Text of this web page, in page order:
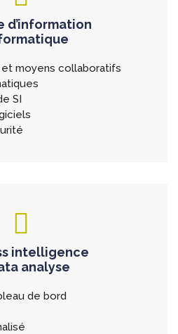
d’information
moyens collaboratifs
SI
intelligence
analyse
de bord